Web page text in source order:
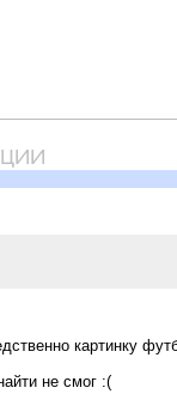
картинку
не смог :(